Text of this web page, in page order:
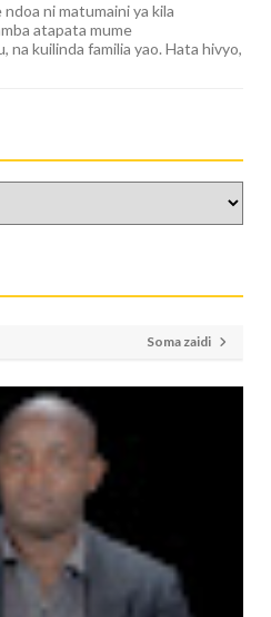
ni matumaini ya kila
atapata mume
na kuilinda familia yao. Hata hivyo,
Soma zaidi